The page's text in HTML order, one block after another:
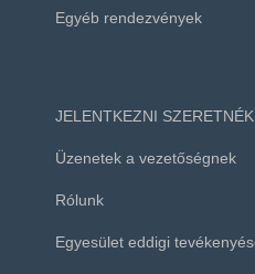
Egyéb rendezvények
JELENTKEZNI
Üzenetek a vezetőségnek
Rólunk
Egyesület eddigi